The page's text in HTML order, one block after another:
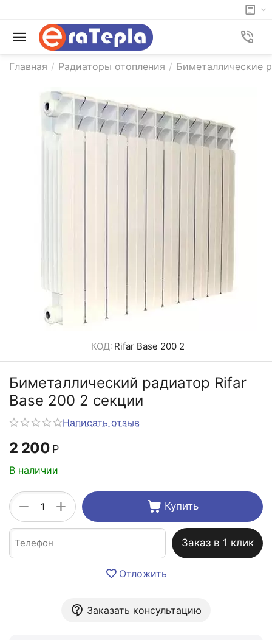
Главная / Радиаторы отопления / Биметаллические
КОД: Rifar Base 200 2
Биметаллический радиатор Rifar
Base 200 2 секции
Написать отзыв
2 200 Р
В наличии
+
− Купить
Заказ в 1 клик
Отложить
Заказать консультацию